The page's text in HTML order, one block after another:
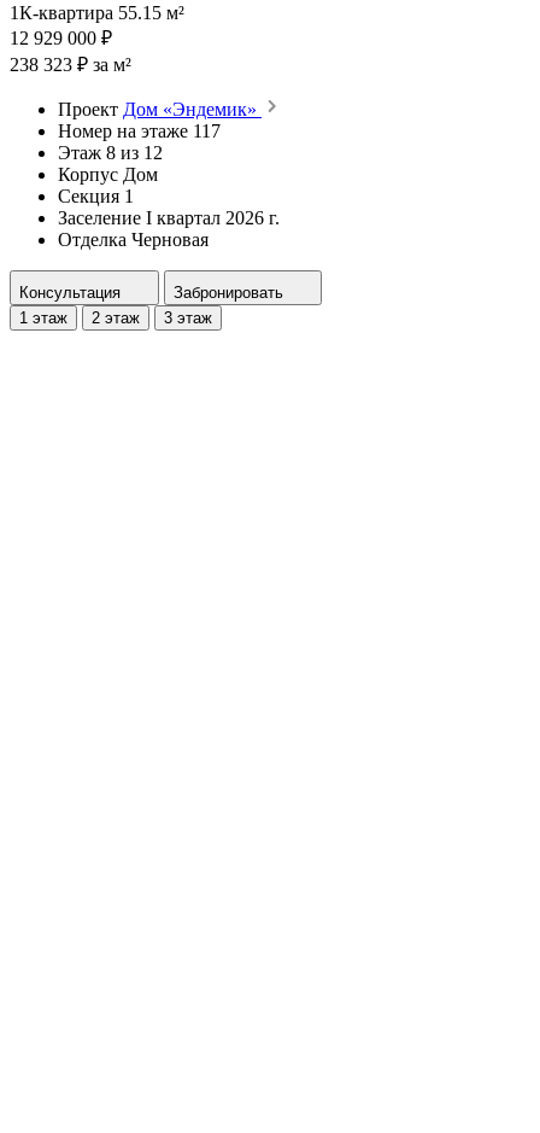
1К-квартира 55.15 м²
12 929 000 ₽
238 323 ₽ за м²
Проект Дом «Эндемик»
Номер на этаже 117
Этаж 8 из 12
Корпус Дом
Секция 1
Заселение I квартал 2026 г.
Отделка Черновая
Консультация
Забронировать
1 этаж
2 этаж 3 этаж